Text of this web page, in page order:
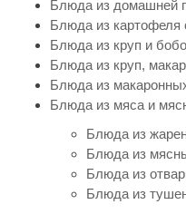
Блюда из домашней
Блюда из картофеля
Блюда из круп и
Блюда из круп,
Блюда из
Блюда из мяса и
Блюда из
Блюда из
Блюда из
Блюда из